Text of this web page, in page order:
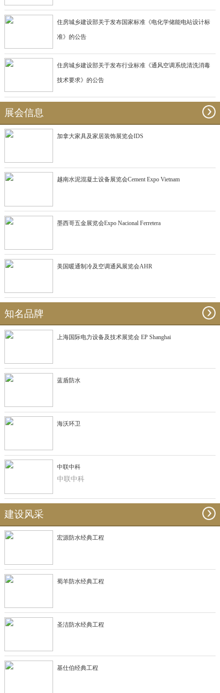
住房城乡建设部关于发布国家标准《电化学储能电站设计标
准》的公告
住房城乡建设部关于发布行业标准《通风空调系统清洗消毒
技术要求》的公告
展会信息
加拿大家具及家居装饰展览会IDS
越南水泥混凝土设备展览会Cement Expo Vietnam
墨西哥五金展览会Expo Nacional Ferretera
美国暖通制冷及空调通风展览会AHR
知名品牌
上海国际电力设备及技术展览会 EP Shanghai
蓝盾防水
海沃环卫
中联中科
中联中科
建设风采
宏源防水经典工程
蜀羊防水经典工程
圣洁防水经典工程
基仕伯经典工程